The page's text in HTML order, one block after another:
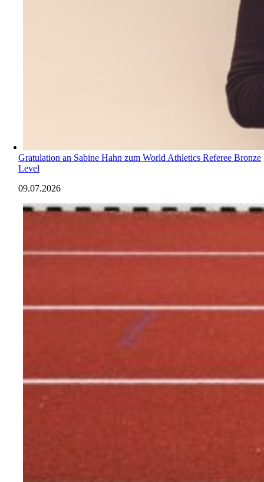
Gratulation an Sabine Hahn zum World Athletics Referee Bronze
Level
09.07.2026